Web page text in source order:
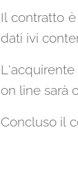
Il contratto
dati ivi
on line sarà
Concluso il